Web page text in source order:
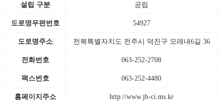
설립 구분 공립
도로명우편번호 54927
도로명주소 전북특별자치도 전주시 덕진구 모래내6길 36
전화번호 063-252-2708
팩스번호 063-252-4480
홈페이지주소 http://www.jb-ci.ms.kr